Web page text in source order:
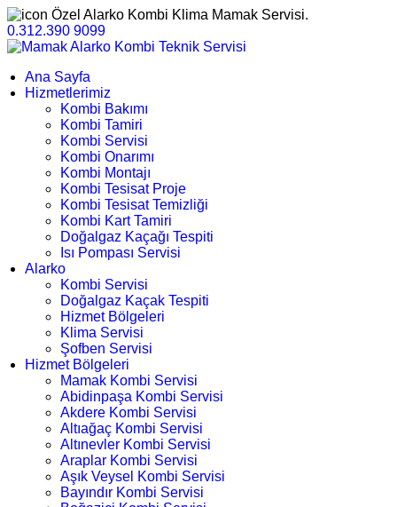
Özel Alarko Kombi Klima Mamak Servisi.
0.312.390 9099
Ana Sayfa
Hizmetlerimiz
Kombi Bakımı
Kombi Tamiri
Kombi Servisi
Kombi Onarımı
Kombi Montajı
Kombi Tesisat Proje
Kombi Tesisat Temizliği
Kombi Kart Tamiri
Doğalgaz Kaçağı Tespiti
Isı Pompası Servisi
Alarko
Kombi Servisi
Doğalgaz Kaçak Tespiti
Hizmet Bölgeleri
Klima Servisi
Şofben Servisi
Hizmet Bölgeleri
Mamak Kombi Servisi
Abidinpaşa Kombi Servisi
Akdere Kombi Servisi
Altıağaç Kombi Servisi
Altınevler Kombi Servisi
Araplar Kombi Servisi
Aşık Veysel Kombi Servisi
Bayındır Kombi Servisi